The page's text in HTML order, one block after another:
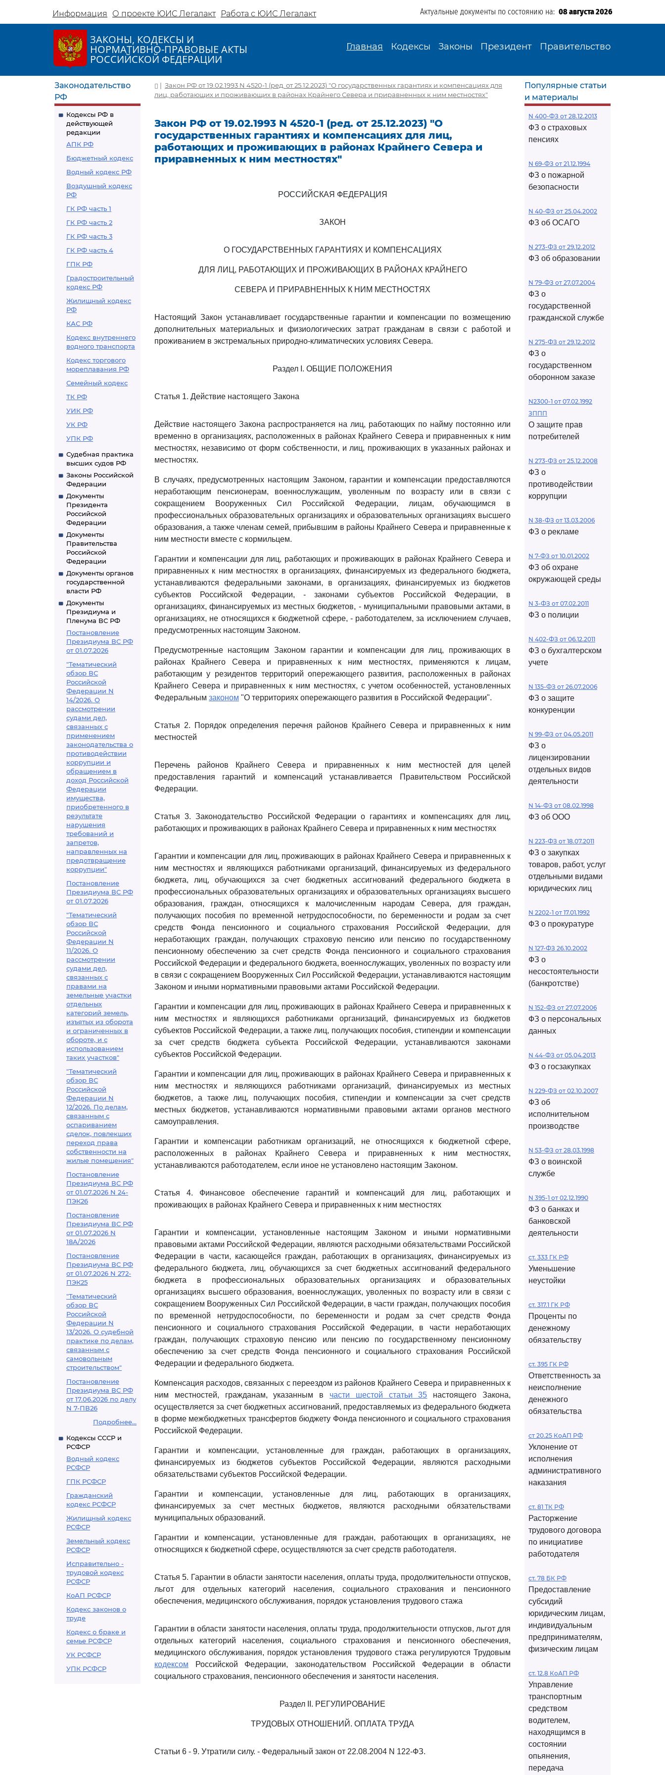
Информация О проекте ЮИС Легалакт Работа с ЮИС Легалакт Актуальные документы по состоянию на: 08 августа 2026
ЗАКОНЫ, КОДЕКСЫ И
НОРМАТИВНО-ПРАВОВЫЕ АКТЫ
РОССИЙСКОЙ ФЕДЕРАЦИИ
Главная Кодексы Законы Президент Правительство
Законодательство
РФ
Кодексы РФ в
действующей
редакции
АПК РФ
Бюджетный кодекс
Водный кодекс РФ
Воздушный кодекс
РФ
ГК РФ часть 1
ГК РФ часть 2
ГК РФ часть 3
ГК РФ часть 4
ГПК РФ
Градостроительный
кодекс РФ
Жилищный кодекс
РФ
КАС РФ
Кодекс внутреннего
водного транспорта
Кодекс торгового
мореплавания РФ
Семейный кодекс
ТК РФ
УИК РФ
УК РФ
УПК РФ
Судебная практика
высших судов РФ
Законы Российской
Федерации
Документы
Президента
Российской
Федерации
Документы
Правительства
Российской
Федерации
Документы органов
государственной
власти РФ
Документы
Президиума и
Пленума ВС РФ
Постановление
Президиума ВС РФ
от 01.07.2026
"Тематический
обзор ВС
Российской
Федерации N
14/2026. О
рассмотрении
судами дел,
связанных с
применением
законодательства о
противодействии
коррупции и
обращением в
доход Российской
Федерации
имущества,
приобретенного в
результате
нарушения
требований и
запретов,
направленных на
предотвращение
коррупции"
Постановление
Президиума ВС РФ
от 01.07.2026
"Тематический
обзор ВС
Российской
Федерации N
11/2026. О
рассмотрении
судами дел,
связанных с
правами на
земельные участки
отдельных
категорий земель,
изъятых из оборота
и ограниченных в
обороте, и с
использованием
таких участков"
"Тематический
обзор ВС
Российской
Федерации N
12/2026. По делам,
связанным с
оспариванием
сделок, повлекших
переход права
собственности на
жилые помещения"
Постановление
Президиума ВС РФ
от 01.07.2026 N 24-
ПЭК26
Постановление
Президиума ВС РФ
от 01.07.2026 N
18А/2026
Постановление
Президиума ВС РФ
от 01.07.2026 N 272-
ПЭК25
"Тематический
обзор ВС
Российской
Федерации N
13/2026. О судебной
практике по делам,
связанным с
самовольным
строительством"
Постановление
Президиума ВС РФ
от 17.06.2026 по делу
N 7-ПВ26
Подробнее...
Кодексы СССР и
РСФСР
Водный кодекс
РСФСР
ГПК РСФСР
Гражданский
кодекс РСФСР
Жилищный кодекс
РСФСР
Земельный кодекс
РСФСР
Исправительно -
трудовой кодекс
РСФСР
КоАП РСФСР
Кодекс законов о
труде
Кодекс о браке и
семье РСФСР
УК РСФСР
УПК РСФСР
| Закон РФ от 19.02.1993 N 4520-1 (ред. от 25.12.2023) "О государственных гарантиях и компенсациях для
лиц, работающих и проживающих в районах Крайнего Севера и приравненных к ним местностях"
Закон РФ от 19.02.1993 N 4520-1 (ред. от 25.12.2023) "О
государственных гарантиях и компенсациях для лиц,
работающих и проживающих в районах Крайнего Севера и
приравненных к ним местностях"
РОССИЙСКАЯ ФЕДЕРАЦИЯ
ЗАКОН
О ГОСУДАРСТВЕННЫХ ГАРАНТИЯХ И КОМПЕНСАЦИЯХ
ДЛЯ ЛИЦ, РАБОТАЮЩИХ И ПРОЖИВАЮЩИХ В РАЙОНАХ КРАЙНЕГО
СЕВЕРА И ПРИРАВНЕННЫХ К НИМ МЕСТНОСТЯХ
Настоящий Закон устанавливает государственные гарантии и компенсации по возмещению
дополнительных материальных и физиологических затрат гражданам в связи с работой и
проживанием в экстремальных природно-климатических условиях Севера.
Раздел I. ОБЩИЕ ПОЛОЖЕНИЯ
Статья 1. Действие настоящего Закона
Действие настоящего Закона распространяется на лиц, работающих по найму постоянно или
временно в организациях, расположенных в районах Крайнего Севера и приравненных к ним
местностях, независимо от форм собственности, и лиц, проживающих в указанных районах и
местностях.
В случаях, предусмотренных настоящим Законом, гарантии и компенсации предоставляются
неработающим пенсионерам, военнослужащим, уволенным по возрасту или в связи с
сокращением Вооруженных Сил Российской Федерации, лицам, обучающимся в
профессиональных образовательных организациях и образовательных организациях высшего
образования, а также членам семей, прибывшим в районы Крайнего Севера и приравненные к
ним местности вместе с кормильцем.
Гарантии и компенсации для лиц, работающих и проживающих в районах Крайнего Севера и
приравненных к ним местностях в организациях, финансируемых из федерального бюджета,
устанавливаются федеральными законами, в организациях, финансируемых из бюджетов
субъектов Российской Федерации, - законами субъектов Российской Федерации, в
организациях, финансируемых из местных бюджетов, - муниципальными правовыми актами, в
организациях, не относящихся к бюджетной сфере, - работодателем, за исключением случаев,
предусмотренных настоящим Законом.
Предусмотренные настоящим Законом гарантии и компенсации для лиц, проживающих в
районах Крайнего Севера и приравненных к ним местностях, применяются к лицам,
работающим у резидентов территорий опережающего развития, расположенных в районах
Крайнего Севера и приравненных к ним местностях, с учетом особенностей, установленных
Федеральным законом "О территориях опережающего развития в Российской Федерации".
Статья 2. Порядок определения перечня районов Крайнего Севера и приравненных к ним
местностей
Перечень районов Крайнего Севера и приравненных к ним местностей для целей
предоставления гарантий и компенсаций устанавливается Правительством Российской
Федерации.
Статья 3. Законодательство Российской Федерации о гарантиях и компенсациях для лиц,
работающих и проживающих в районах Крайнего Севера и приравненных к ним местностях
Гарантии и компенсации для лиц, проживающих в районах Крайнего Севера и приравненных к
ним местностях и являющихся работниками организаций, финансируемых из федерального
бюджета, лиц, обучающихся за счет бюджетных ассигнований федерального бюджета в
профессиональных образовательных организациях и образовательных организациях высшего
образования, граждан, относящихся к малочисленным народам Севера, для граждан,
получающих пособия по временной нетрудоспособности, по беременности и родам за счет
средств Фонда пенсионного и социального страхования Российской Федерации, для
неработающих граждан, получающих страховую пенсию или пенсию по государственному
пенсионному обеспечению за счет средств Фонда пенсионного и социального страхования
Российской Федерации и федерального бюджета, военнослужащих, уволенных по возрасту или
в связи с сокращением Вооруженных Сил Российской Федерации, устанавливаются настоящим
Законом и иными нормативными правовыми актами Российской Федерации.
Гарантии и компенсации для лиц, проживающих в районах Крайнего Севера и приравненных к
ним местностях и являющихся работниками организаций, финансируемых из бюджетов
субъектов Российской Федерации, а также лиц, получающих пособия, стипендии и компенсации
за счет средств бюджета субъекта Российской Федерации, устанавливаются законами
субъектов Российской Федерации.
Гарантии и компенсации для лиц, проживающих в районах Крайнего Севера и приравненных к
ним местностях и являющихся работниками организаций, финансируемых из местных
бюджетов, а также лиц, получающих пособия, стипендии и компенсации за счет средств
местных бюджетов, устанавливаются нормативными правовыми актами органов местного
самоуправления.
Гарантии и компенсации работникам организаций, не относящихся к бюджетной сфере,
расположенных в районах Крайнего Севера и приравненных к ним местностях,
устанавливаются работодателем, если иное не установлено настоящим Законом.
Статья 4. Финансовое обеспечение гарантий и компенсаций для лиц, работающих и
проживающих в районах Крайнего Севера и приравненных к ним местностях
Гарантии и компенсации, установленные настоящим Законом и иными нормативными
правовыми актами Российской Федерации, являются расходными обязательствами Российской
Федерации в части, касающейся граждан, работающих в организациях, финансируемых из
федерального бюджета, лиц, обучающихся за счет бюджетных ассигнований федерального
бюджета в профессиональных образовательных организациях и образовательных
организациях высшего образования, военнослужащих, уволенных по возрасту или в связи с
сокращением Вооруженных Сил Российской Федерации, в части граждан, получающих пособия
по временной нетрудоспособности, по беременности и родам за счет средств Фонда
пенсионного и социального страхования Российской Федерации, в части неработающих
граждан, получающих страховую пенсию или пенсию по государственному пенсионному
обеспечению за счет средств Фонда пенсионного и социального страхования Российской
Федерации и федерального бюджета.
Компенсация расходов, связанных с переездом из районов Крайнего Севера и приравненных к
ним местностей, гражданам, указанным в части шестой статьи 35 настоящего Закона,
осуществляется за счет бюджетных ассигнований, предоставляемых из федерального бюджета
в форме межбюджетных трансфертов бюджету Фонда пенсионного и социального страхования
Российской Федерации.
Гарантии и компенсации, установленные для граждан, работающих в организациях,
финансируемых из бюджетов субъектов Российской Федерации, являются расходными
обязательствами субъектов Российской Федерации.
Гарантии и компенсации, установленные для лиц, работающих в организациях,
финансируемых за счет местных бюджетов, являются расходными обязательствами
муниципальных образований.
Гарантии и компенсации, установленные для граждан, работающих в организациях, не
относящихся к бюджетной сфере, осуществляются за счет средств работодателя.
Статья 5. Гарантии в области занятости населения, оплаты труда, продолжительности отпусков,
льгот для отдельных категорий населения, социального страхования и пенсионного
обеспечения, медицинского обслуживания, порядок установления трудового стажа
Гарантии в области занятости населения, оплаты труда, продолжительности отпусков, льгот для
отдельных категорий населения, социального страхования и пенсионного обеспечения,
медицинского обслуживания, порядок установления трудового стажа регулируются Трудовым
кодексом Российской Федерации, законодательством Российской Федерации в области
социального страхования, пенсионного обеспечения и занятости населения.
Раздел II. РЕГУЛИРОВАНИЕ
ТРУДОВЫХ ОТНОШЕНИЙ. ОПЛАТА ТРУДА
Статьи 6 - 9. Утратили силу. - Федеральный закон от 22.08.2004 N 122-ФЗ.
Популярные статьи
и материалы
N 400-ФЗ от 28.12.2013
ФЗ о страховых
пенсиях
N 69-ФЗ от 21.12.1994
ФЗ о пожарной
безопасности
N 40-ФЗ от 25.04.2002
ФЗ об ОСАГО
N 273-ФЗ от 29.12.2012
ФЗ об образовании
N 79-ФЗ от 27.07.2004
ФЗ о
государственной
гражданской службе
N 275-ФЗ от 29.12.2012
ФЗ о
государственном
оборонном заказе
N2300-1 от 07.02.1992
ЗППП
О защите прав
потребителей
N 273-ФЗ от 25.12.2008
ФЗ о
противодействии
коррупции
N 38-ФЗ от 13.03.2006
ФЗ о рекламе
N 7-ФЗ от 10.01.2002
ФЗ об охране
окружающей среды
N 3-ФЗ от 07.02.2011
ФЗ о полиции
N 402-ФЗ от 06.12.2011
ФЗ о бухгалтерском
учете
N 135-ФЗ от 26.07.2006
ФЗ о защите
конкуренции
N 99-ФЗ от 04.05.2011
ФЗ о
лицензировании
отдельных видов
деятельности
N 14-ФЗ от 08.02.1998
ФЗ об ООО
N 223-ФЗ от 18.07.2011
ФЗ о закупках
товаров, работ, услуг
отдельными видами
юридических лиц
N 2202-1 от 17.01.1992
ФЗ о прокуратуре
N 127-ФЗ 26.10.2002
ФЗ о
несостоятельности
(банкротстве)
N 152-ФЗ от 27.07.2006
ФЗ о персональных
данных
N 44-ФЗ от 05.04.2013
ФЗ о госзакупках
N 229-ФЗ от 02.10.2007
ФЗ об
исполнительном
производстве
N 53-ФЗ от 28.03.1998
ФЗ о воинской
службе
N 395-1 от 02.12.1990
ФЗ о банках и
банковской
деятельности
ст. 333 ГК РФ
Уменьшение
неустойки
ст. 317.1 ГК РФ
Проценты по
денежному
обязательству
ст. 395 ГК РФ
Ответственность за
неисполнение
денежного
обязательства
ст 20.25 КоАП РФ
Уклонение от
исполнения
административного
наказания
ст. 81 ТК РФ
Расторжение
трудового договора
по инициативе
работодателя
ст. 78 БК РФ
Предоставление
субсидий
юридическим лицам,
индивидуальным
предпринимателям,
физическим лицам
ст. 12.8 КоАП РФ
Управление
транспортным
средством
водителем,
находящимся в
состоянии
опьянения,
передача